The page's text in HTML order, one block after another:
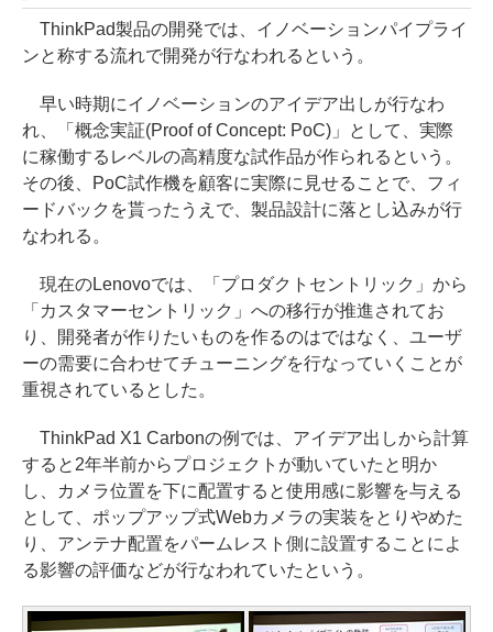
ThinkPad製品の開発では、イノベーションパイプライ
ンと称する流れで開発が行なわれるという。
早い時期にイノベーションのアイデア出しが行なわ
れ、「概念実証(Proof of Concept: PoC)」として、実際
に稼働するレベルの高精度な試作品が作られるという。
その後、PoC試作機を顧客に実際に見せることで、フィ
ードバックを貰ったうえで、製品設計に落とし込みが行
なわれる。
現在のLenovoでは、「プロダクトセントリック」から
「カスタマーセントリック」への移行が推進されてお
り、開発者が作りたいものを作るのはではなく、ユーザ
ーの需要に合わせてチューニングを行なっていくことが
重視されているとした。
ThinkPad X1 Carbonの例では、アイデア出しから計算
すると2年半前からプロジェクトが動いていたと明か
し、カメラ位置を下に配置すると使用感に影響を与える
として、ポップアップ式Webカメラの実装をとりやめた
り、アンテナ配置をパームレスト側に設置することによ
る影響の評価などが行なわれていたという。